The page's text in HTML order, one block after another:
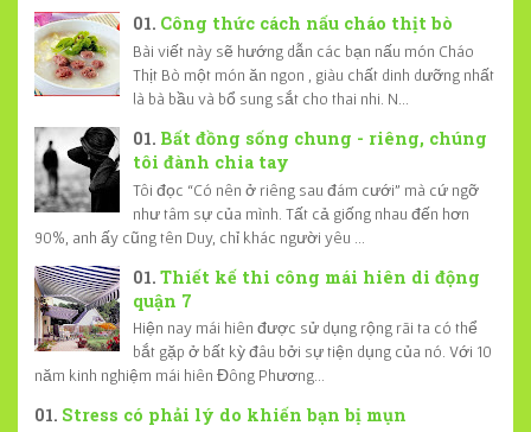
Công thức cách nấu cháo thịt bò
Bài viết này sẽ hướng dẫn các bạn nấu món Cháo
Thịt Bò một món ăn ngon , giàu chất dinh dưỡng nhất
là bà bầu và bổ sung sắt cho thai nhi. N...
Bất đồng sống chung - riêng, chúng
tôi đành chia tay
Tôi đọc “Có nên ở riêng sau đám cưới” mà cứ ngỡ
như tâm sự của mình. Tất cả giống nhau đến hơn
90%, anh ấy cũng tên Duy, chỉ khác người yêu ...
Thiết kế thi công mái hiên di động
quận 7
Hiện nay mái hiên được sử dụng rộng rãi ta có thể
bắt gặp ở bất kỳ đâu bởi sự tiện dụng của nó. Với 10
năm kinh nghiệm mái hiên Đông Phương...
Stress có phải lý do khiến bạn bị mụn